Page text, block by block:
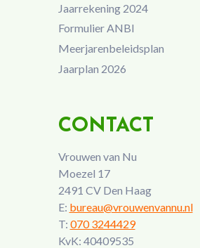
Jaarrekening 2024
Formulier ANBI
Meerjarenbeleidsplan
Jaarplan 2026
CONTACT
Vrouwen van Nu
Moezel 17
2491 CV Den Haag
E: bureau@vrouwenvannu.nl
T: 070 3244429
KvK: 40409535